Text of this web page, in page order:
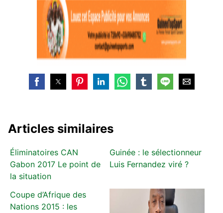
Articles similaires
Éliminatoires CAN
Gabon 2017 Le point de
la situation
Guinée : le sélectionneur
Luis Fernandez viré ?
Coupe d’Afrique des
Nations 2015 : les